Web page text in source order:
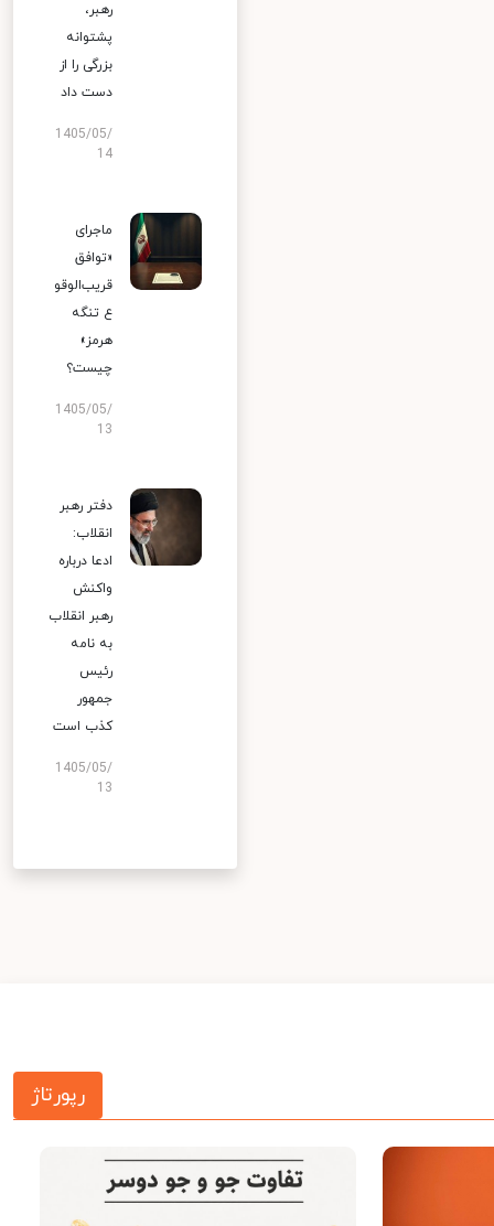
رهبر،
پشتوانه
بزرگی را از
دست داد
1405/05/
14
ماجرای
«توافق
قریب‌الوقو
ع تنگه
هرمز»
چیست؟
1405/05/
13
دفتر رهبر
انقلاب:
ادعا درباره
واکنش
رهبر انقلاب
به نامه
رئیس
جمهور
کذب است
1405/05/
13
رپورتاژ